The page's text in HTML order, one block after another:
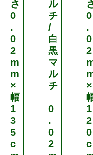
さ
0
.
0
2
m
m
×
幅
1
3
5
c
ル
チ
/
白
黒
マ
ル
チ
0
.
0
2
0
.
0
2
×
1
2
0
c